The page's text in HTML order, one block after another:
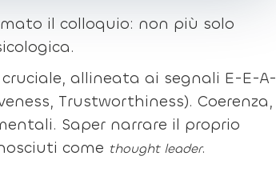
il colloquio: non più solo
allineata ai segnali E-E-A-
Trustworthiness). Coerenza,
Saper narrare il proprio
come thought leader.